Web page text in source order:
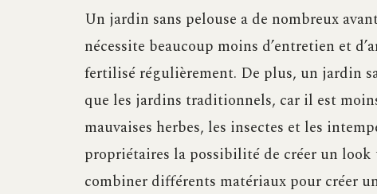
Un jardin sans pelouse a de nombreux
nécessite beaucoup moins d’entretien et
fertilisé régulièrement. De plus, un jardin
que les jardins traditionnels, car il est
mauvaises herbes, les insectes et les
propriétaires la possibilité de créer un
combiner différents matériaux pour créer